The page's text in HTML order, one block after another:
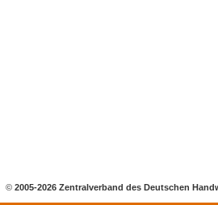
© 2005-2026 Zentralverband des Deutschen